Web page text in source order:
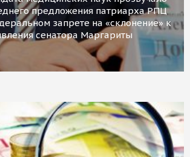
предложения патриарха РПЦ
запрете на «склонение» к
сенатора Маргариты